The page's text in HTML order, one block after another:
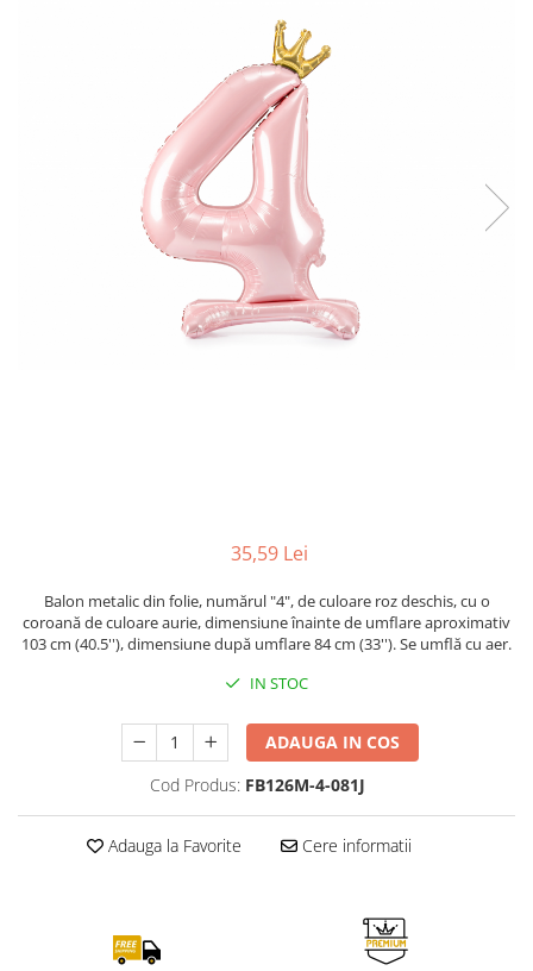
35,59 Lei
Balon metalic din folie, numărul "4", de culoare roz deschis, cu o
coroană de culoare aurie, dimensiune înainte de umflare aproximativ
103 cm (40.5''), dimensiune după umflare 84 cm (33''). Se umflă cu aer.
IN STOC
ADAUGA IN COS
Cod Produs: FB126M-4-081J
Adauga la Favorite Cere informatii